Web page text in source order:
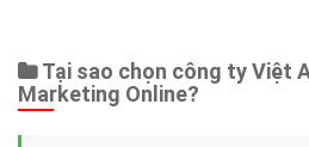
Tại sao chọn công ty Việt
Marketing Online?